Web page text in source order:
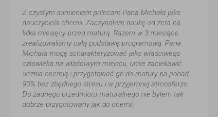
Z czystym sumieniem polecam Pana Michała jako
nauczyciela chemii. Zaczynałem naukę od zera na
kilka miesięcy przed maturą. Razem w 3 miesiące
zrealizowaliśmy całą podstawę programową. Pana
Michała mogę scharakteryzować jako właściwego
człowieka na właściwym miejscu, umie zaciekawić
ucznia chemią i przygotować go do matury na ponad
90% bez zbędnego stresu i w przyjemnej atmosferze.
Do żadnego przedmiotu maturalnego nie byłem tak
dobrze przygotowany jak do chemii.